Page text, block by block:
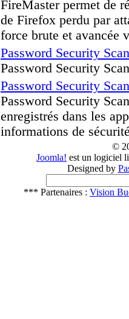
FireMaster permet de
de Firefox perdu par
force brute et avancée
Password Security
Password Security
Password Security
Password Security
enregistrés dans les
informations de
©
Joomla! est un logiciel
Designed by
*** Partenaires : Vision